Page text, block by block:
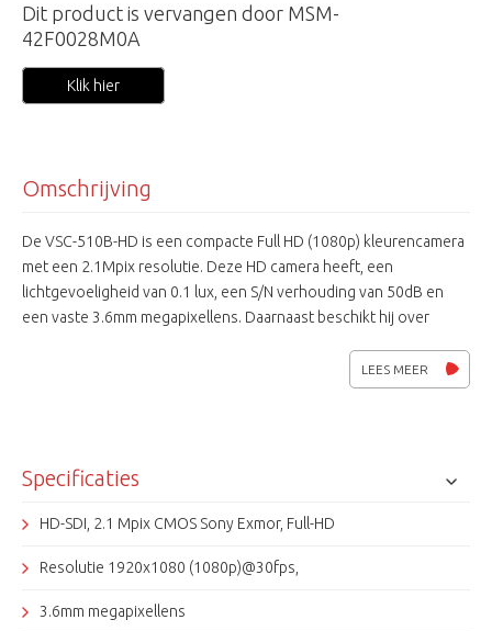
Dit product is vervangen door MSM-
42F0028M0A
Klik hier
Omschrijving
De VSC-510B-HD is een compacte Full HD (1080p) kleurencamera
met een 2.1Mpix resolutie. Deze HD camera heeft, een
lichtgevoeligheid van 0.1 lux, een S/N verhouding van 50dB en
een vaste 3.6mm megapixellens. Daarnaast beschikt hij over
bewegingsdetectie. De HD-cctv is gebaseerd op de SMPTE-292M
studio norm waaraan een aantal beveiligingseigenschappen zijn
LEES MEER
Specificaties
HD-SDI, 2.1 Mpix CMOS Sony Exmor, Full-HD
Resolutie 1920x1080 (1080p)@30fps,
3.6mm megapixellens